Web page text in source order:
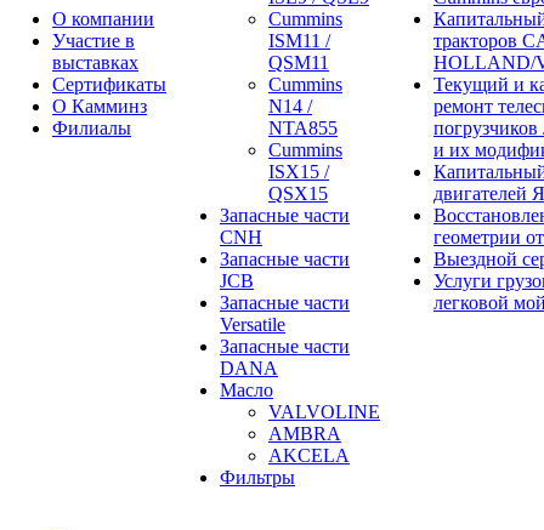
О компании
Участие в
выставках
Сертификаты
О Камминз
Филиалы
Cummins
ISM11 /
QSM11
Cummins
N14 /
NTA855
Cummins
ISX15 /
QSX15
Запасные части
CNH
Запасные части
JCB
Запасные части
Versatile
Запасные части
DANA
Масло
VALVOLINE
AMBRA
AKCELA
Фильтры
тракторов
HOLLAND/
Текущий и
ремонт
и их
двигателей
геометрии
Выездной
Услуги
легковой